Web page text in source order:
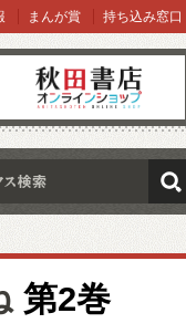
ンラインショップ
まんが賞 持ち込み窓口
検索
第2巻